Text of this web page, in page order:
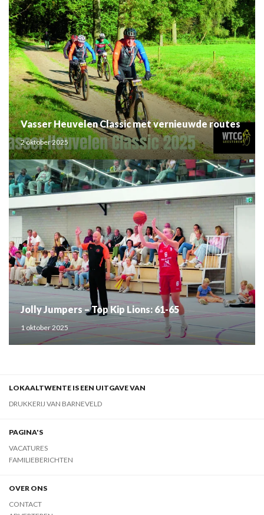
Vasser Heuvelen Classic met vernieuwde routes
2 oktober 2025
Jolly Jumpers – Top Kip Lions: 61-65
1 oktober 2025
LOKAALTWENTE IS EEN UITGAVE VAN
DRUKKERIJ VAN BARNEVELD
PAGINA'S
VACATURES
FAMILIEBERICHTEN
OVER ONS
CONTACT